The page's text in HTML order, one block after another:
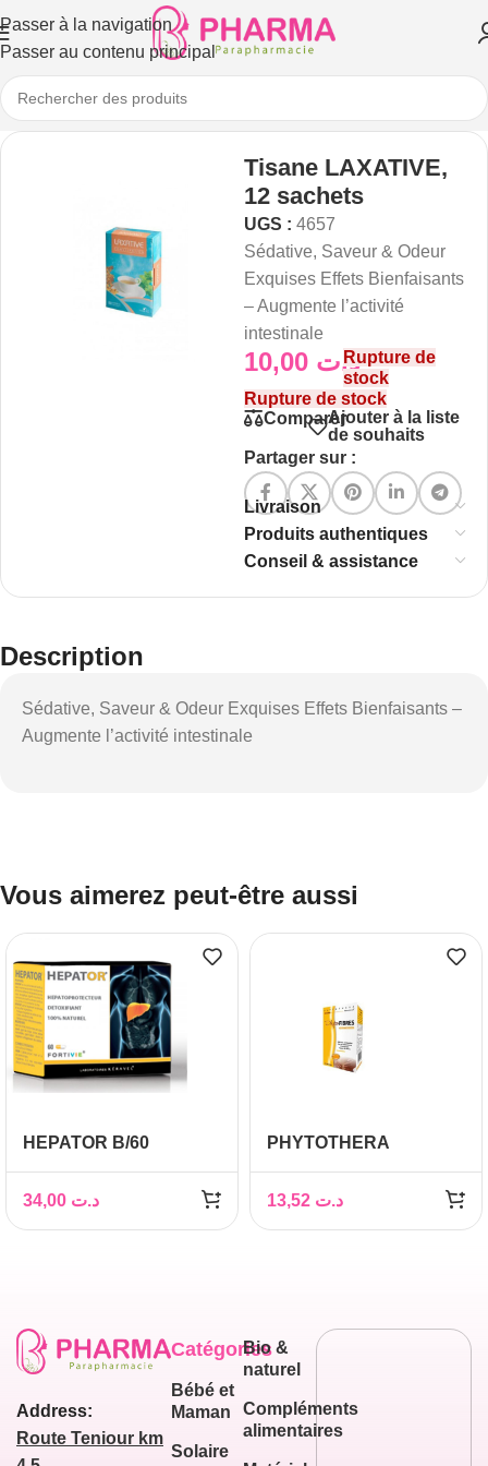
Passer à la navigation
Passer au contenu principal
Tisane LAXATIVE,
12 sachets
UGS : 4657
Sédative, Saveur & Odeur
Exquises Effets Bienfaisants
– Augmente l’activité
intestinale
د.تRupture de
stock
Rupture de stock
ComparerAjouter à la liste
de souhaits
Partager sur :
Livraison
Produits authentiques
Conseil & assistance
Description
Sédative, Saveur & Odeur Exquises Effets Bienfaisants –
Augmente l’activité intestinale
Vous aimerez peut-être aussi
HEPATOR B/60
د.ت
PHYTOTHERA
gélules
د.ت
Address:
Route Teniour km
Catégories
Bébé et
Maman
Solaire
Bio &
naturel
Compléments
alimentaires